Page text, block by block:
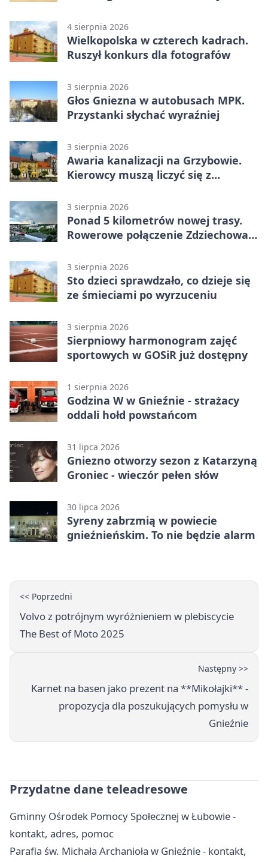
4 sierpnia 2026
Wielkopolska w czterech kadrach.
Ruszył konkurs dla fotografów
3 sierpnia 2026
Głos Gniezna w autobusach MPK.
Przystanki słychać wyraźniej
3 sierpnia 2026
Awaria kanalizacji na Grzybowie.
Kierowcy muszą liczyć się z
3 sierpnia 2026
Ponad 5 kilometrów nowej trasy.
Rowerowe połączenie Zdziechowa z
3 sierpnia 2026
Sto dzieci sprawdzało, co dzieje się
ze śmieciami po wyrzuceniu
3 sierpnia 2026
Sierpniowy harmonogram zajęć
sportowych w GOSiR już dostępny
1 sierpnia 2026
Godzina W w Gnieźnie - strażacy
oddali hołd powstańcom
31 lipca 2026
Gniezno otworzy sezon z Katarzyną
Groniec - wieczór pełen słów
30 lipca 2026
Syreny zabrzmią w powiecie
gnieźnieńskim. To nie będzie alarm
<< Poprzedni
Volvo z potrójnym wyróżnieniem w plebiscycie
The Best of Moto 2025
Następny >>
Karnet na basen jako prezent na **Mikołajki** -
propozycja dla poszukujących pomysłu w
Gnieźnie
Przydatne dane teleadresowe
Gminny Ośrodek Pomocy Społecznej w Łubowie -
kontakt, adres, pomoc
Parafia św. Michała Archanioła w Gnieźnie - kontakt,